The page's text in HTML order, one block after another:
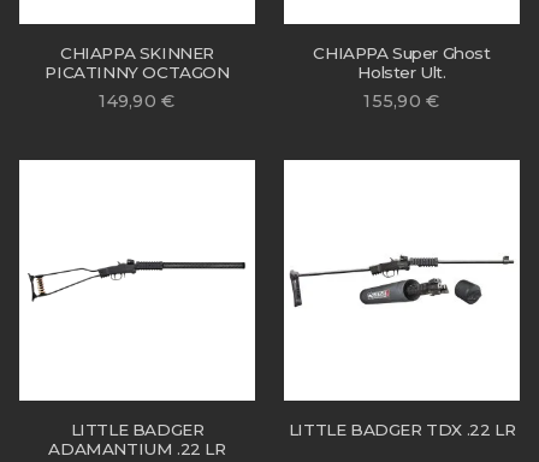
149,90€
CHIAPPA SKINNER
PICATINNY OCTAGON
155,90€
CHIAPPA Super Ghost
Holster Ult.
LITTLE BADGER
ADAMANTIUM .22 LR
LITTLE BADGER TDX .22 LR